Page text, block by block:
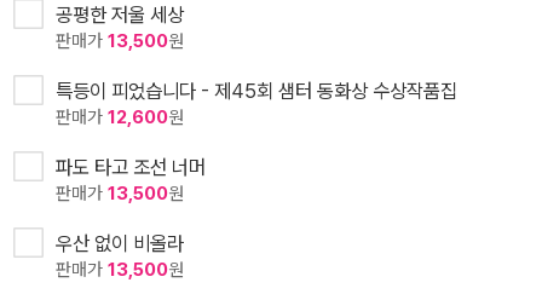
공평한 저울 세상
판매가 13,500원
특등이 피었습니다 - 제45회 샘터 동화상 수상작품집
판매가 12,600원
파도 타고 조선 너머
판매가 13,500원
우산 없이 비올라
판매가 13,500원